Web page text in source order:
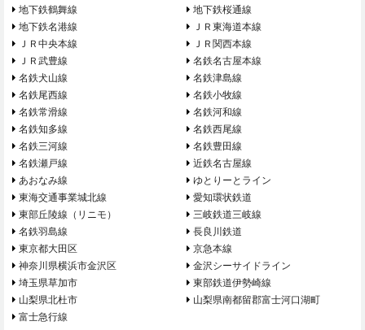
地下鉄鶴舞線
地下鉄桜通線
地下鉄名港線
ＪＲ東海道本線
ＪＲ中央本線
ＪＲ関西本線
ＪＲ武豊線
名鉄名古屋本線
名鉄犬山線
名鉄津島線
名鉄尾西線
名鉄小牧線
名鉄常滑線
名鉄河和線
名鉄知多線
名鉄西尾線
名鉄三河線
名鉄豊田線
名鉄瀬戸線
近鉄名古屋線
あおなみ線
ゆとりーとライン
東海交通事業城北線
愛知環状鉄道
東部丘陵線（リニモ）
三岐鉄道三岐線
名鉄羽島線
長良川鉄道
東京都大田区
京急本線
神奈川県横浜市金沢区
金沢シーサイドライン
埼玉県草加市
東部鉄道伊勢崎線
山梨県北杜市
山梨県南都留郡富士河口湖町
富士急行線